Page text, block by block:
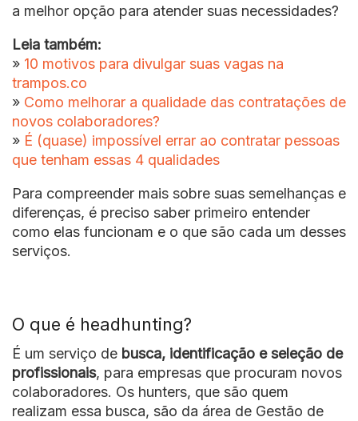
a melhor opção para atender suas necessidades?
Leia também:
» 10 motivos para divulgar suas vagas na
trampos.co
» Como melhorar a qualidade das contratações de
novos colaboradores?
» É (quase) impossível errar ao contratar pessoas
que tenham essas 4 qualidades
Para compreender mais sobre suas semelhanças e
diferenças, é preciso saber primeiro entender
como elas funcionam e o que são cada um desses
serviços.
O que é headhunting?
É um serviço de busca, identificação e seleção de
profissionais, para empresas que procuram novos
colaboradores. Os hunters, que são quem
realizam essa busca, são da área de Gestão de